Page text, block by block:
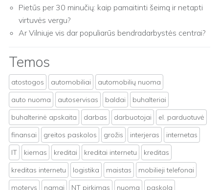
Pietūs per 30 minučių: kaip pamaitinti šeimą ir netapti
virtuvės vergu?
Ar Vilniuje vis dar populiarūs bendradarbystės centrai?
Temos
atostogos automobiliai
automobilių nuoma
auto nuoma
autoservisas baldai
buhalteriai
buhalterinė apskaita
darbas darbuotojai
el. parduotuvė
finansai
greitos paskolos grožis interjeras
internetas
IT
kiemas kreditai kreditai internetu
kreditas
kreditas internetu
logistika maistas
mobilieji telefonai
moterys
namai NT pirkimas nuoma
paskola